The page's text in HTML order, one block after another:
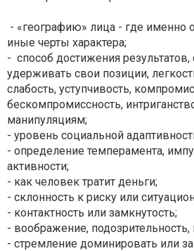
- «географию» лица - где именно
иные черты характера;
- способ достижения результатов,
удерживать свои позиции,
слабость, уступчивость,
бескомпромиссность,
манипуляциям;
- уровень социальной
- определение темперамента,
активности;
- как человек тратит деньги;
- склонность к риску или
- контактность или замкнутость;
- воображение, подозрительность,
- стремление доминировать или